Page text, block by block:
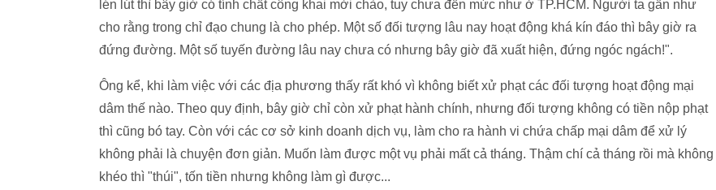
lén lút thì bây giờ có tính chất công khai mời chào, tuy chưa đến mức như ở TP.HCM. Người ta gần như
cho rằng trong chỉ đạo chung là cho phép. Một số đối tượng lâu nay hoạt động khá kín đáo thì bây giờ ra
đứng đường. Một số tuyến đường lâu nay chưa có nhưng bây giờ đã xuất hiện, đứng ngóc ngách!".
Ông kể, khi làm việc với các địa phương thấy rất khó vì không biết xử phạt các đối tượng hoạt động mại
dâm thế nào. Theo quy định, bây giờ chỉ còn xử phạt hành chính, nhưng đối tượng không có tiền nộp phạt
thì cũng bó tay. Còn với các cơ sở kinh doanh dịch vụ, làm cho ra hành vi chứa chấp mại dâm để xử lý
không phải là chuyện đơn giản. Muốn làm được một vụ phải mất cả tháng. Thậm chí cả tháng rồi mà không
khéo thì "thúi", tốn tiền nhưng không làm gì được...